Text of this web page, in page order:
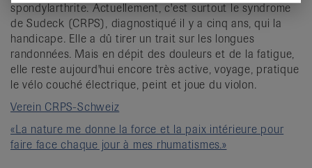
spondylarthrite. Actuellement, c'est surtout le syndrome
de Sudeck (CRPS), diagnostiqué il y a cinq ans, qui la
handicape. Elle a dû tirer un trait sur les longues
randonnées. Mais en dépit des douleurs et de la fatigue,
elle reste aujourd'hui encore très active, voyage, pratique
le vélo couché électrique, peint et joue du violon.
Verein CRPS-Schweiz
«La nature me donne la force et la paix intérieure pour
faire face chaque jour à mes rhumatismes.»